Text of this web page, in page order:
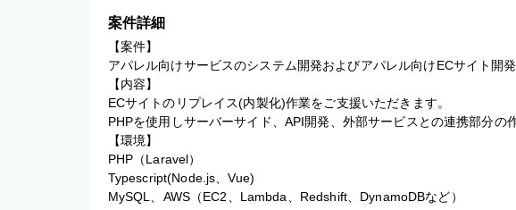
案件詳細
【案件】
アパレル向けサービスのシステム開発およびアパレル向けECサイト開発
【内容】
ECサイトのリプレイス(内製化)作業をご支援いただきます。
PHPを使用しサーバーサイド、API開発、外部サービスとの連携部分の
【環境】
PHP（Laravel）
Typescript(Node.js、Vue)
MySQL、AWS（EC2、Lambda、Redshift、DynamoDBなど）